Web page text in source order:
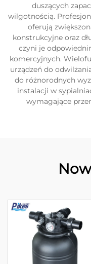
duszących
wilgotnością.
oferują
konstrukcyjne oraz
czyni je
komercyjnych.
urządzeń do
do różnorodnych
instalacji w
wymagające